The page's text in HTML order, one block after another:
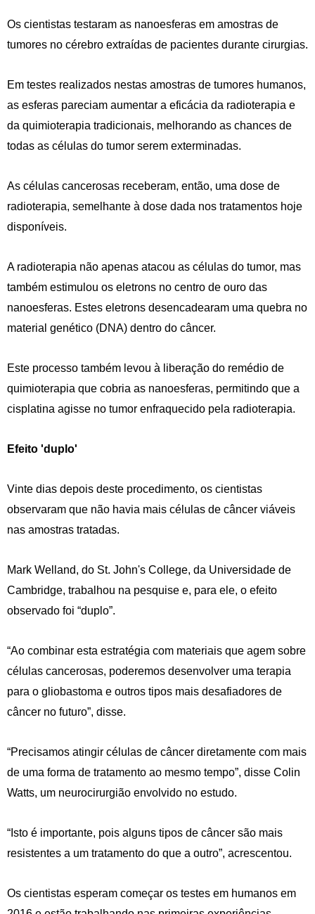
Os cientistas testaram as nanoesferas em amostras de
tumores no cérebro extraídas de pacientes durante cirurgias.
Em testes realizados nestas amostras de tumores humanos,
as esferas pareciam aumentar a eficácia da radioterapia e
da quimioterapia tradicionais, melhorando as chances de
todas as células do tumor serem exterminadas.
As células cancerosas receberam, então, uma dose de
radioterapia, semelhante à dose dada nos tratamentos hoje
disponíveis.
A radioterapia não apenas atacou as células do tumor, mas
também estimulou os eletrons no centro de ouro das
nanoesferas. Estes eletrons desencadearam uma quebra no
material genético (DNA) dentro do câncer.
Este processo também levou à liberação do remédio de
quimioterapia que cobria as nanoesferas, permitindo que a
cisplatina agisse no tumor enfraquecido pela radioterapia.
Efeito 'duplo'
Vinte dias depois deste procedimento, os cientistas
observaram que não havia mais células de câncer viáveis
nas amostras tratadas.
Mark Welland, do St. John's College, da Universidade de
Cambridge, trabalhou na pesquise e, para ele, o efeito
observado foi “duplo”.
“Ao combinar esta estratégia com materiais que agem sobre
células cancerosas, poderemos desenvolver uma terapia
para o gliobastoma e outros tipos mais desafiadores de
câncer no futuro”, disse.
“Precisamos atingir células de câncer diretamente com mais
de uma forma de tratamento ao mesmo tempo”, disse Colin
Watts, um neurocirurgião envolvido no estudo.
“Isto é importante, pois alguns tipos de câncer são mais
resistentes a um tratamento do que a outro”, acrescentou.
Os cientistas esperam começar os testes em humanos em